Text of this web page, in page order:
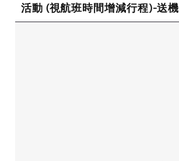
活動 (視航班時間增減行程)-送機